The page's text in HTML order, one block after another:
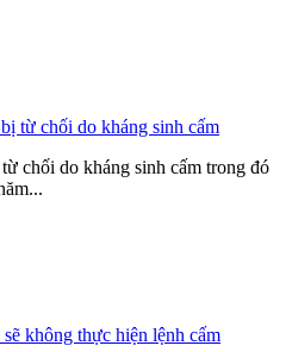
từ chối do kháng sinh cấm
chối do kháng sinh cấm trong đó
không thực hiện lệnh cấm